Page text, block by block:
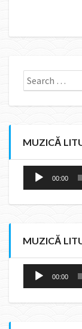
Search
for:
MUZICĂ
Audio
Player
00:00
MUZICĂ
Audio
Player
00:00